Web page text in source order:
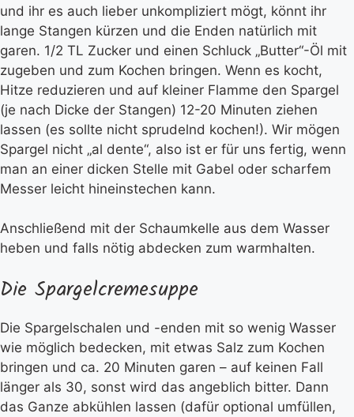
und ihr es auch lieber unkompliziert mögt, könnt ihr
lange Stangen kürzen und die Enden natürlich mit
garen. 1/2 TL Zucker und einen Schluck „Butter“-Öl mit
zugeben und zum Kochen bringen. Wenn es kocht,
Hitze reduzieren und auf kleiner Flamme den Spargel
(je nach Dicke der Stangen) 12-20 Minuten ziehen
lassen (es sollte nicht sprudelnd kochen!). Wir mögen
Spargel nicht „al dente“, also ist er für uns fertig, wenn
man an einer dicken Stelle mit Gabel oder scharfem
Messer leicht hineinstechen kann.
Anschließend mit der Schaumkelle aus dem Wasser
heben und falls nötig abdecken zum warmhalten.
Die Spargelcremesuppe
Die Spargelschalen und -enden mit so wenig Wasser
wie möglich bedecken, mit etwas Salz zum Kochen
bringen und ca. 20 Minuten garen – auf keinen Fall
länger als 30, sonst wird das angeblich bitter. Dann
das Ganze abkühlen lassen (dafür optional umfüllen,